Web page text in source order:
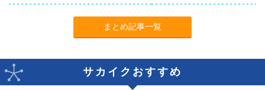
まとめ記事一覧
サカイクおすすめ